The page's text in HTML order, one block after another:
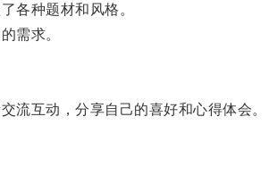
各种题材和风格。
需求。
互动，分享自己的喜好和心得体会。